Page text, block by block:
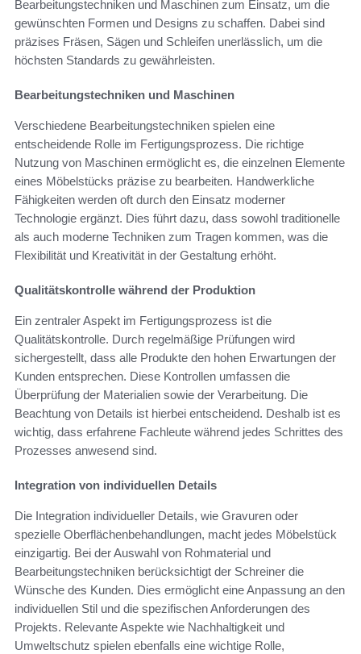
Bearbeitungstechniken und Maschinen zum Einsatz, um die
gewünschten Formen und Designs zu schaffen. Dabei sind
präzises Fräsen, Sägen und Schleifen unerlässlich, um die
höchsten Standards zu gewährleisten.
Bearbeitungstechniken und Maschinen
Verschiedene Bearbeitungstechniken spielen eine
entscheidende Rolle im Fertigungsprozess. Die richtige
Nutzung von Maschinen ermöglicht es, die einzelnen Elemente
eines Möbelstücks präzise zu bearbeiten. Handwerkliche
Fähigkeiten werden oft durch den Einsatz moderner
Technologie ergänzt. Dies führt dazu, dass sowohl traditionelle
als auch moderne Techniken zum Tragen kommen, was die
Flexibilität und Kreativität in der Gestaltung erhöht.
Qualitätskontrolle während der Produktion
Ein zentraler Aspekt im Fertigungsprozess ist die
Qualitätskontrolle. Durch regelmäßige Prüfungen wird
sichergestellt, dass alle Produkte den hohen Erwartungen der
Kunden entsprechen. Diese Kontrollen umfassen die
Überprüfung der Materialien sowie der Verarbeitung. Die
Beachtung von Details ist hierbei entscheidend. Deshalb ist es
wichtig, dass erfahrene Fachleute während jedes Schrittes des
Prozesses anwesend sind.
Integration von individuellen Details
Die Integration individueller Details, wie Gravuren oder
spezielle Oberflächenbehandlungen, macht jedes Möbelstück
einzigartig. Bei der Auswahl von Rohmaterial und
Bearbeitungstechniken berücksichtigt der Schreiner die
Wünsche des Kunden. Dies ermöglicht eine Anpassung an den
individuellen Stil und die spezifischen Anforderungen des
Projekts. Relevante Aspekte wie Nachhaltigkeit und
Umweltschutz spielen ebenfalls eine wichtige Rolle,